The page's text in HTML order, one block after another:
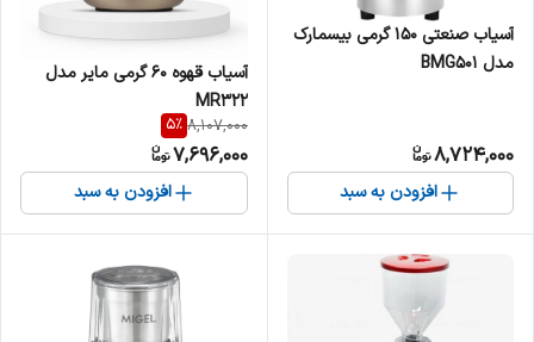
آسیاب صنعتی 150 گرمی بیسمارک
مدل BMG501
8,724,000
افزودن به سبد
آسیاب قهوه 60 گرمی مایر مدل
MR322
8,107,000
5%
7,696,000
افزودن به سبد